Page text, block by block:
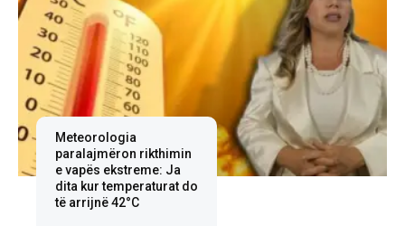
Meteorologia
paralajmëron rikthimin
e vapës ekstreme: Ja
dita kur temperaturat do
të arrijnë 42°C